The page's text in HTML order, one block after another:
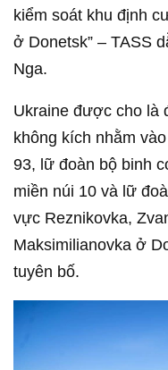
kiểm soát khu định
ở Donetsk” – TASS
Nga.
Ukraine được cho là
không kích nhằm
93, lữ đoàn bộ binh
miền núi 10 và lữ
vực Reznikovka,
Maksimilianovka ở
tuyên bố.